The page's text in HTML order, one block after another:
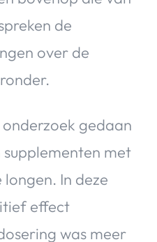
de
over de
onderzoek gedaan
met
In deze
effect
was meer